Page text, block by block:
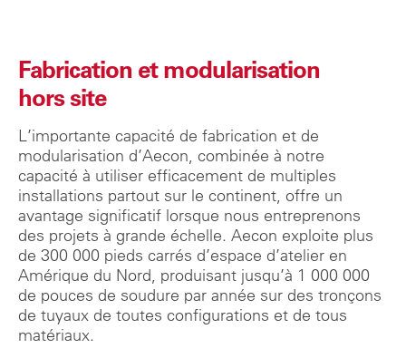
Fabrication et modularisation
hors site
L’importante capacité de fabrication et de
modularisation d’Aecon, combinée à notre
capacité à utiliser efficacement de multiples
installations partout sur le continent, offre un
avantage significatif lorsque nous entreprenons
des projets à grande échelle. Aecon exploite plus
de 300 000 pieds carrés d’espace d’atelier en
Amérique du Nord, produisant jusqu’à 1 000 000
de pouces de soudure par année sur des tronçons
de tuyaux de toutes configurations et de tous
matériaux.